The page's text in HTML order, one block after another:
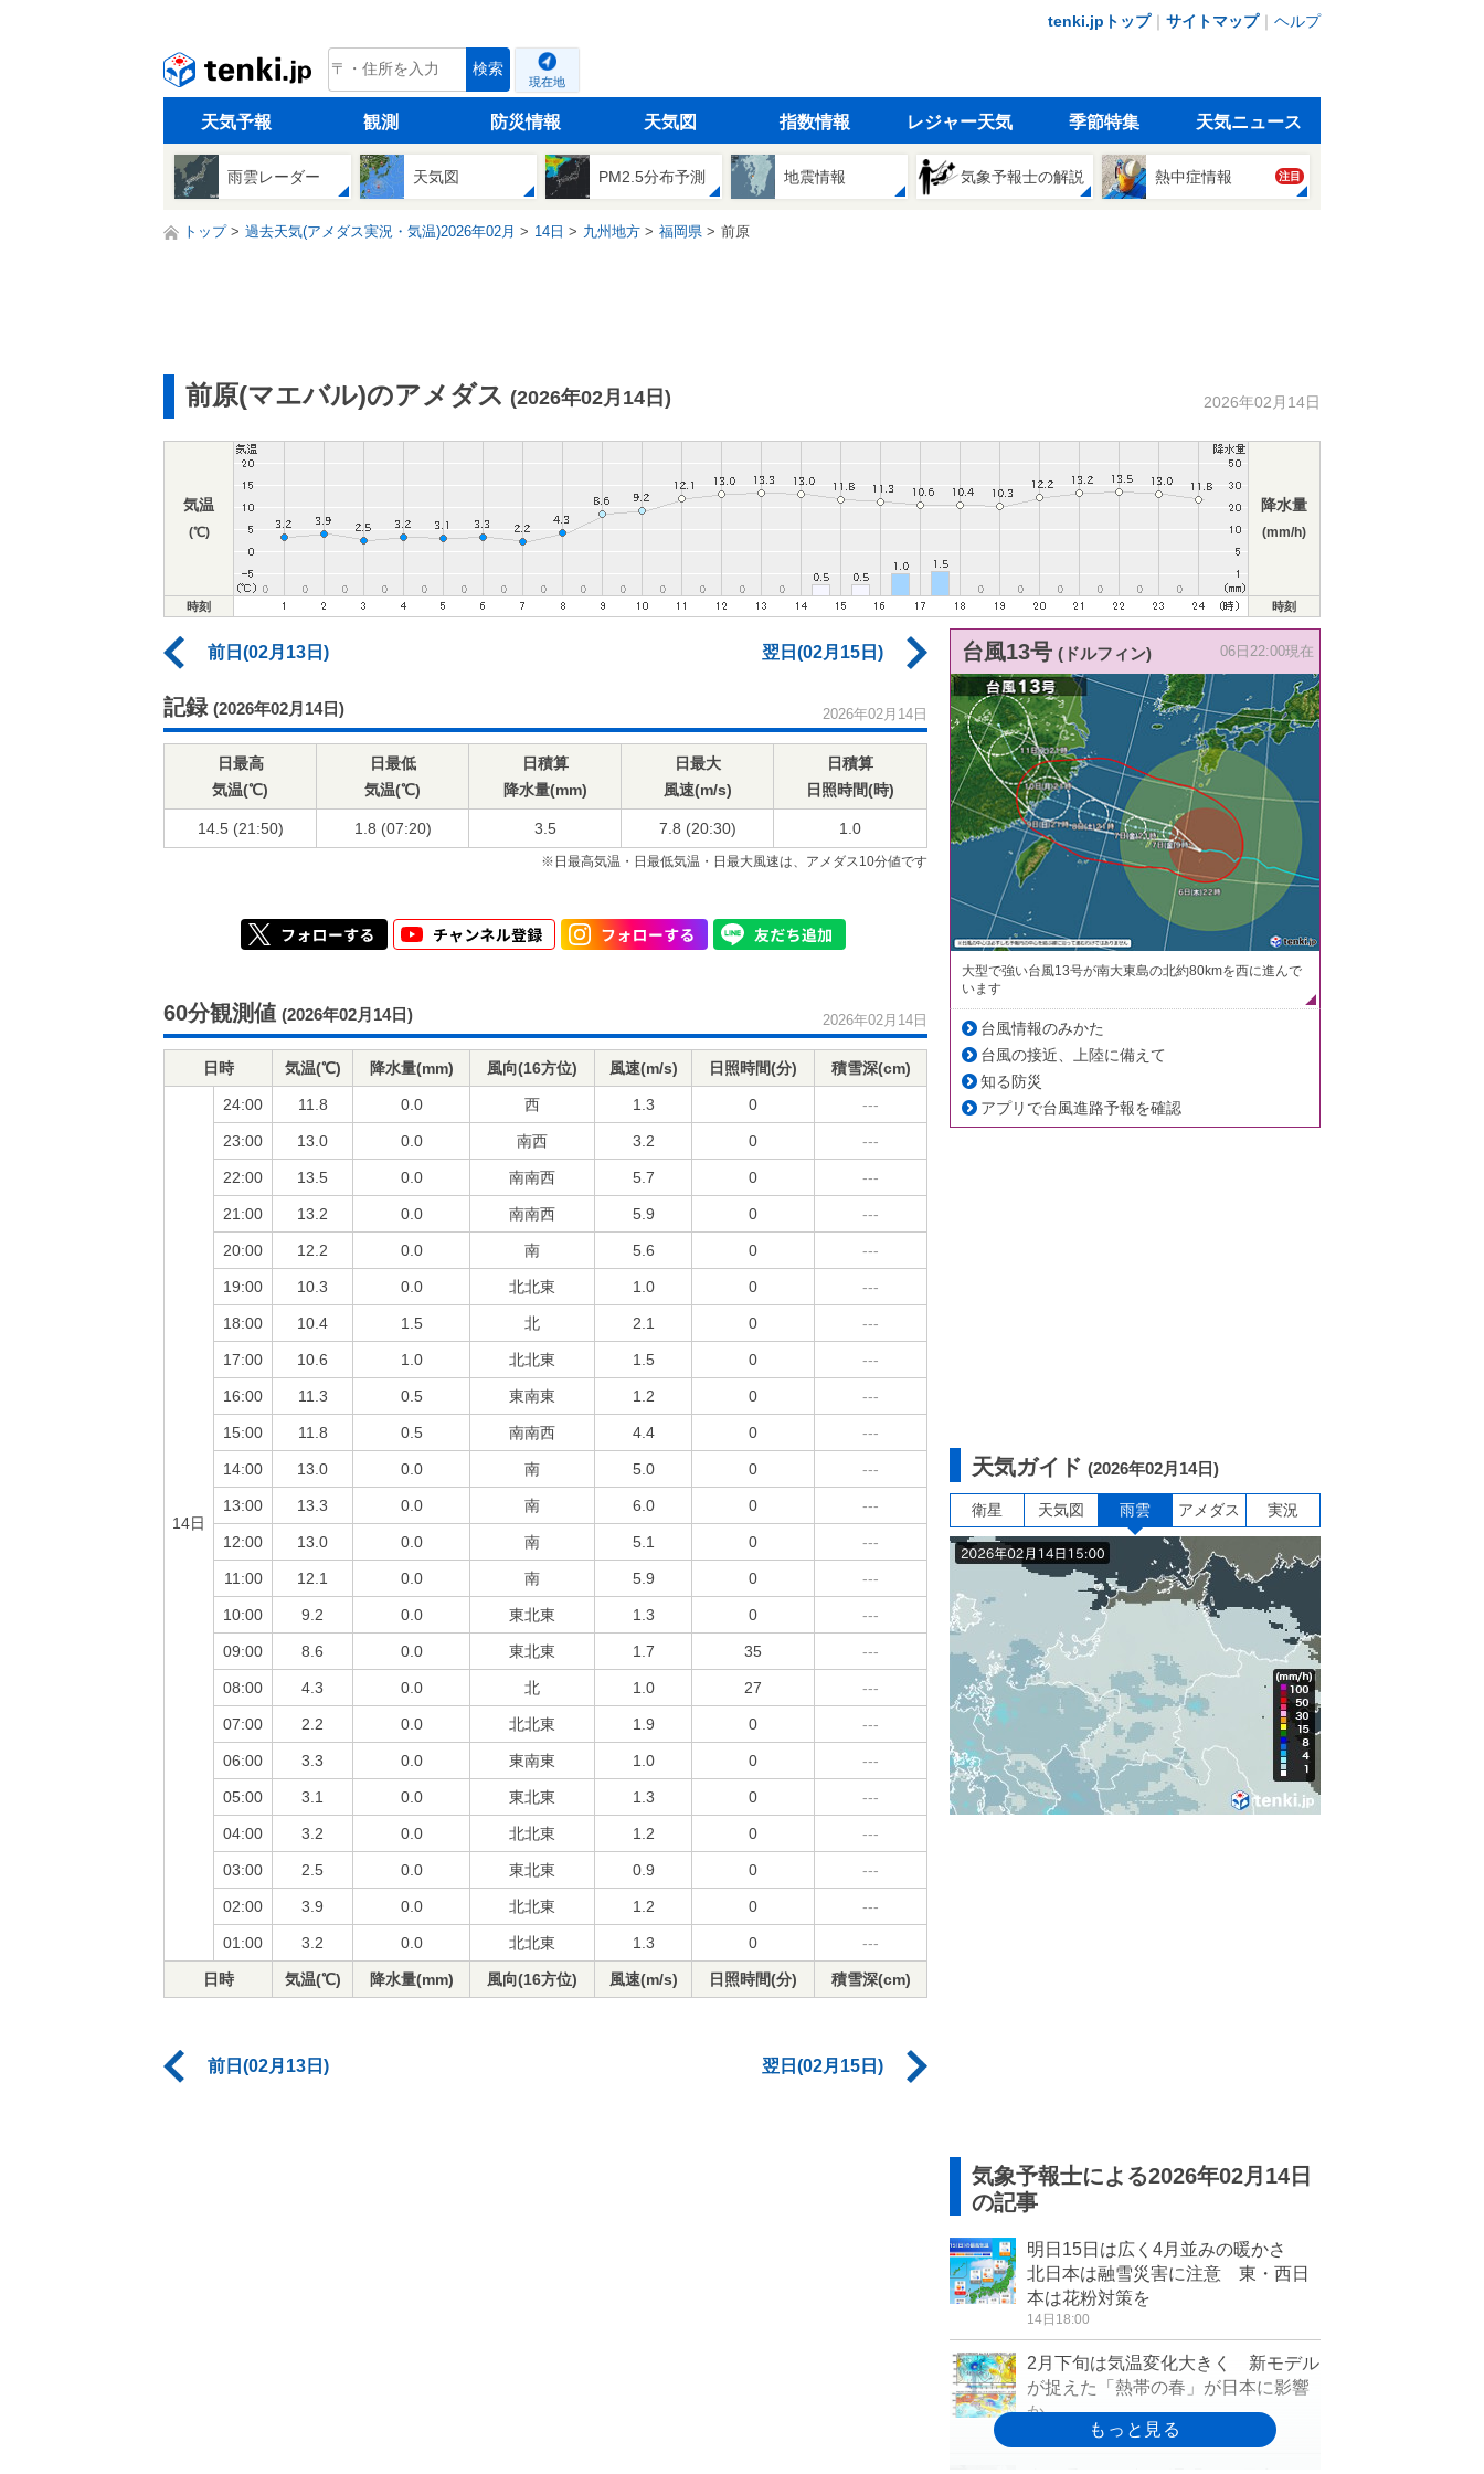
tenki.jpトップ｜ サイトマップ｜ ヘルプ
tenki.jp 検索
現在地
天気予報 観測 防災情報 天気図 指数情報 レジャー天気 季節特集 天気ニュース
雨雲レーダー 天気図 PM2.5分布予測 地震情報 気象予報士の解説 熱中症情報 注目
トップ 過去天気(アメダス実況・気温)2026年02月 14日 九州地方 福岡県 前原
前原(マエバル)のアメダス (2026年02月14日) 2026年02月14日
気温
(℃)
降水量
(mm/h)
時刻 時刻
前日(02月13日) 翌日(02月15日)
記録 (2026年02月14日) 2026年02月14日
日最高
気温(℃)
日最低
気温(℃)
日積算
降水量(mm)
日最大
風速(m/s)
日積算
日照時間(時)
14.5 (21:50) 1.8 (07:20) 3.5 7.8 (20:30) 1.0
※日最高気温・日最低気温・日最大風速は、アメダス10分値です
60分観測値 (2026年02月14日) 2026年02月14日
日時 気温(℃) 降水量(mm) 風向(16方位) 風速(m/s) 日照時間(分) 積雪深(cm)
14日
24:00 11.8 0.0 西 1.3 0 ---
23:00 13.0 0.0 南西 3.2 0 ---
22:00 13.5 0.0 南南西 5.7 0 ---
21:00 13.2 0.0 南南西 5.9 0 ---
20:00 12.2 0.0 南 5.6 0 ---
19:00 10.3 0.0 北北東 1.0 0 ---
18:00 10.4 1.5 北 2.1 0 ---
17:00 10.6 1.0 北北東 1.5 0 ---
16:00 11.3 0.5 東南東 1.2 0 ---
15:00 11.8 0.5 南南西 4.4 0 ---
14:00 13.0 0.0 南 5.0 0 ---
13:00 13.3 0.0 南 6.0 0 ---
12:00 13.0 0.0 南 5.1 0 ---
11:00 12.1 0.0 南 5.9 0 ---
10:00 9.2 0.0 東北東 1.3 0 ---
09:00 8.6 0.0 東北東 1.7 35 ---
08:00 4.3 0.0 北 1.0 27 ---
07:00 2.2 0.0 北北東 1.9 0 ---
06:00 3.3 0.0 東南東 1.0 0 ---
05:00 3.1 0.0 東北東 1.3 0 ---
04:00 3.2 0.0 北北東 1.2 0 ---
03:00 2.5 0.0 東北東 0.9 0 ---
02:00 3.9 0.0 北北東 1.2 0 ---
01:00 3.2 0.0 北北東 1.3 0 ---
日時 気温(℃) 降水量(mm) 風向(16方位) 風速(m/s) 日照時間(分) 積雪深(cm)
前日(02月13日) 翌日(02月15日)
台風13号 (ドルフィン) 06日22:00現在
大型で強い台風13号が南大東島の北約80kmを西に進んで
います
台風情報のみかた
台風の接近、上陸に備えて
知る防災
アプリで台風進路予報を確認
天気ガイド (2026年02月14日)
衛星 天気図 雨雲 アメダス 実況
気象予報士による2026年02月14日
の記事
明日15日は広く4月並みの暖かさ
北日本は融雪災害に注意 東・西日
本は花粉対策を
14日18:00
2月下旬は気温変化大きく 新モデル
が捉えた「熱帯の春」が日本に影響
か